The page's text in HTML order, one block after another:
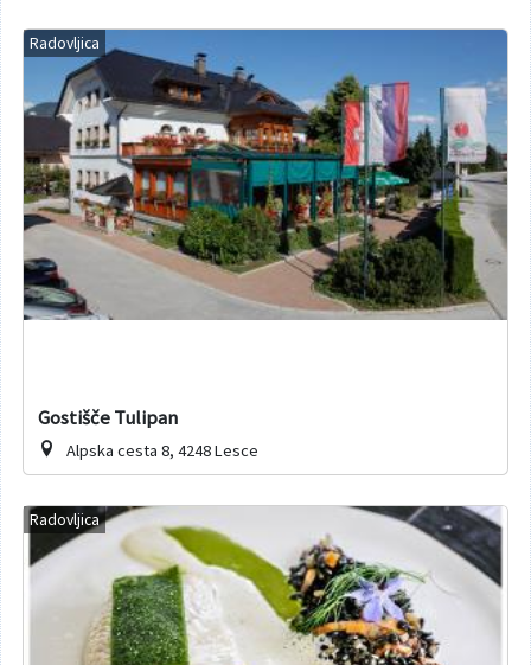
Radovljica
Gostišče Tulipan
Alpska cesta 8, 4248 Lesce
Radovljica